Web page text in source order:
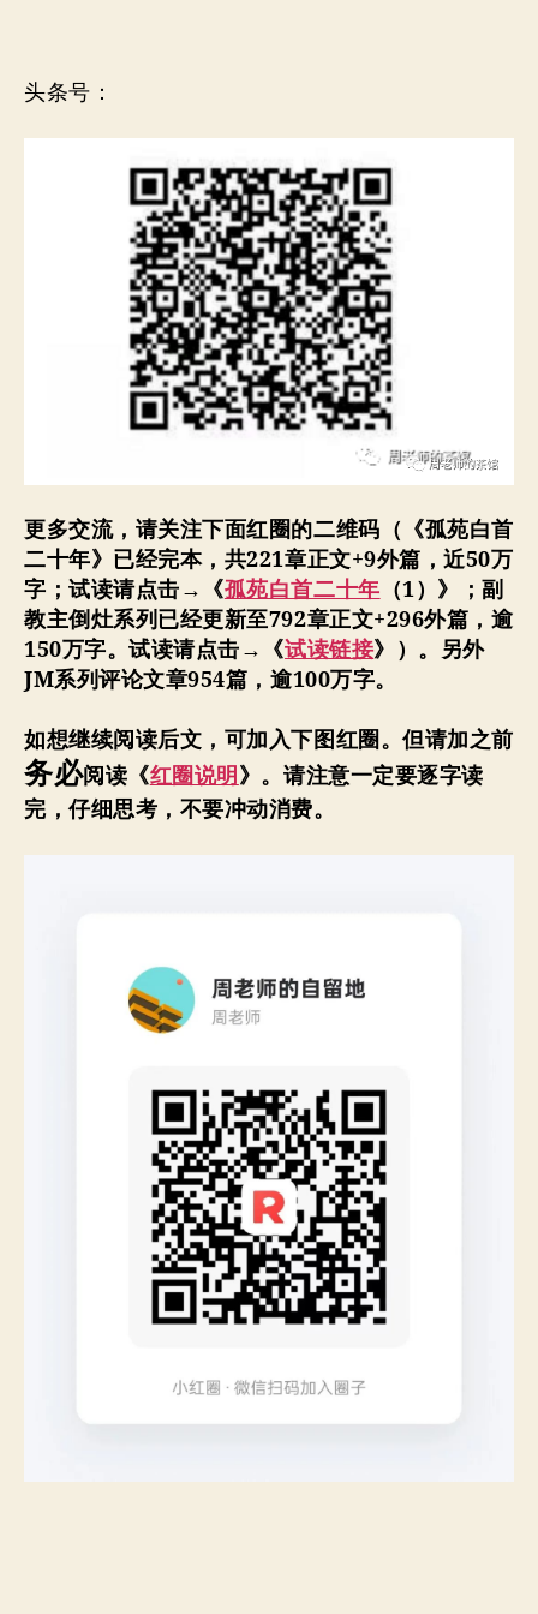
头条号：
更多交流，请关注下面红圈的二维码（ 《孤苑白首
二十年》已经完本，共221章正文+9外篇，近50万
字；试读请点击→《孤苑白首二十年 （1）》；副
教主倒灶系列已经更新至792章正文+296外篇， 逾
150万字。试读请点击→《试读链接》 ）。 另外
JM系列评论文章954篇，逾100万字。
如想继续阅读后文，可加入下图红圈。但请加之前
务必阅读《红圈说明》。请注意一定要逐字读
完，仔细思考，不要冲动消费。